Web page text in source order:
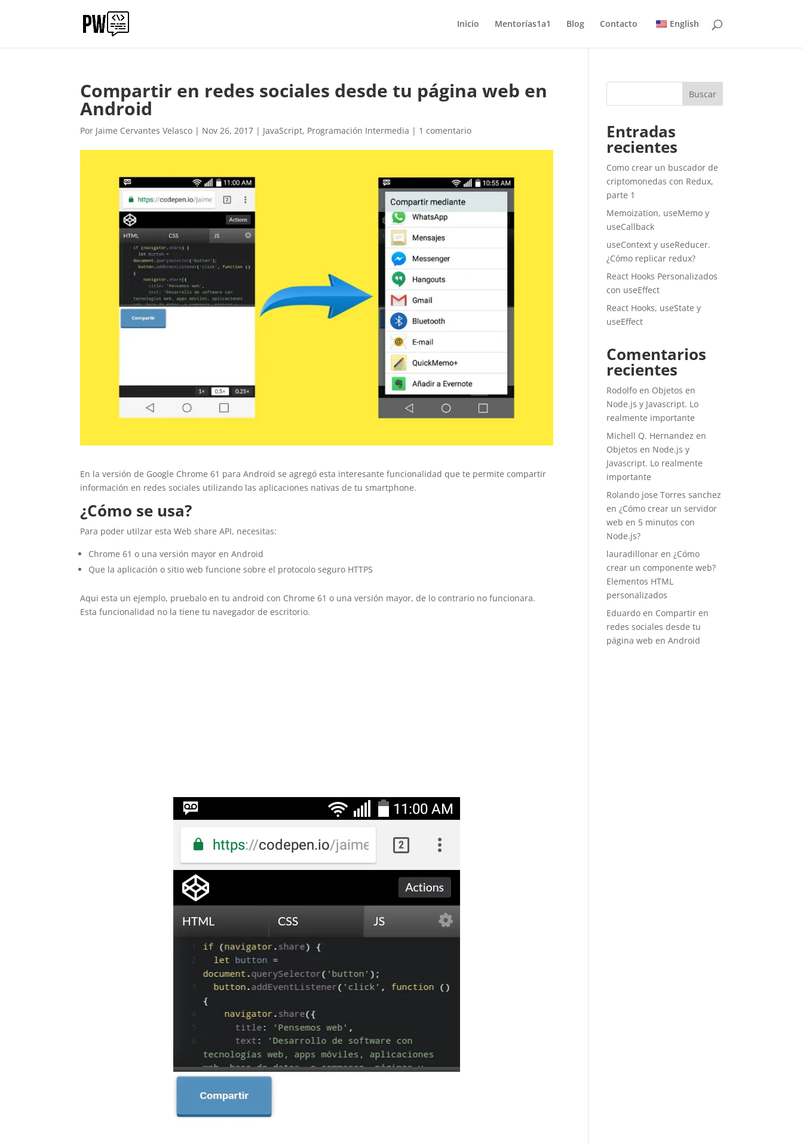
Inicio Mentorías1a1 Blog Contacto English
Compartir en redes sociales desde tu página web en
Android
Por Jaime Cervantes Velasco | Nov 26, 2017 | JavaScript, Programación Intermedia | 1 comentario
En la versión de Google Chrome 61 para Android se agregó esta interesante funcionalidad que te permite compartir
información en redes sociales utilizando las aplicaciones nativas de tu smartphone.
¿Cómo se usa?
Para poder utilzar esta Web share API, necesitas:
Chrome 61 o una versión mayor en Android
Que la aplicación o sitio web funcione sobre el protocolo seguro HTTPS
Aqui esta un ejemplo, pruebalo en tu android con Chrome 61 o una versión mayor, de lo contrario no funcionara.
Esta funcionalidad no la tiene tu navegador de escritorio.
Buscar
Entradas
recientes
Como crear un buscador de
criptomonedas con Redux,
parte 1
Memoization, useMemo y
useCallback
useContext y useReducer.
¿Cómo replicar redux?
React Hooks Personalizados
con useEffect
React Hooks, useState y
useEffect
Comentarios
recientes
Rodolfo en Objetos en
Node.js y Javascript. Lo
realmente importante
Michell Q. Hernandez en
Objetos en Node.js y
Javascript. Lo realmente
importante
Rolando jose Torres sanchez
en¿Cómo crear un servidor
web en 5 minutos con
Node.js?
lauradillonar en¿Cómo
crear un componente web?
Elementos HTML
personalizados
Eduardo en Compartir en
redes sociales desde tu
página web en Android